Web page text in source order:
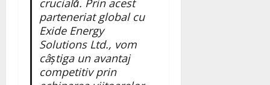
parteneriat global cu
Exide Energy
Solutions Ltd., vom
câștiga un avantaj
competitiv prin